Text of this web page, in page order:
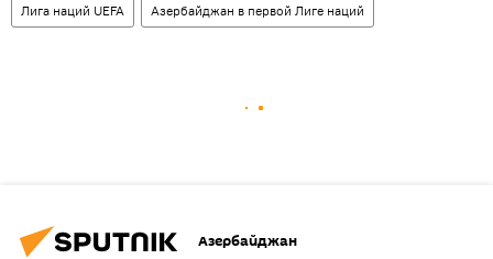
Лига наций UEFA Азербайджан в первой Лиге наций
Азербайджан